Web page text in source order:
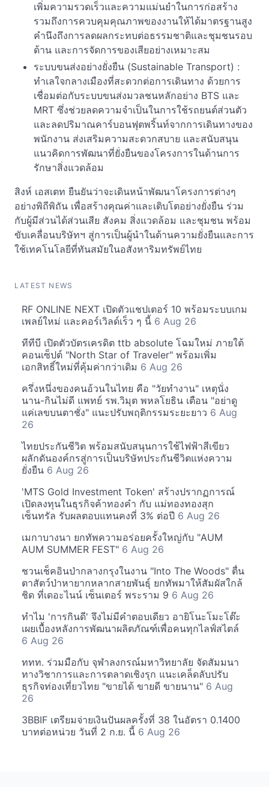
เพิ่มความรวดเร็วและความแม่นยำในการก่อสร้าง
รวมถึงการควบคุมคุณภาพของงานให้ได้มาตรฐานสูง
คำนึงถึงการลดผลกระทบต่อธรรมชาติและชุมชนรอบ
ด้าน และการจัดการของเสียอย่างเหมาะสม
ระบบขนส่งอย่างยั่งยืน (Sustainable Transport) :
ทำเลใจกลางเมืองที่สะดวกต่อการเดินทาง ด้วยการ
เชื่อมต่อกับระบบขนส่งมวลชนหลักอย่าง BTS และ
MRT ซึ่งช่วยลดความจำเป็นในการใช้รถยนต์ส่วนตัว
และลดปริมาณคาร์บอนฟุตพริ้นท์จากการเดินทางของ
พนักงาน ส่งเสริมความสะดวกสบาย และสนับสนุน
แนวคิดการพัฒนาที่ยั่งยืนของโครงการในด้านการ
รักษาสิ่งแวดล้อม
สิงห์ เอสเตท ยืนยันว่าจะเดินหน้าพัฒนาโครงการต่างๆ
อย่างพิถีพิถัน เพื่อสร้างคุณค่าและเติบโตอย่างยั่งยืน ร่วม
กับผู้มีส่วนได้ส่วนเสีย สังคม สิ่งแวดล้อม และชุมชน พร้อม
ขับเคลื่อนบริษัทฯ สู่การเป็นผู้นำในด้านความยั่งยืนและการ
ใช้เทคโนโลยีที่ทันสมัยในอสังหาริมทรัพย์ไทย
LATEST NEWS
RF ONLINE NEXT เปิดตัวแชปเตอร์ 10 พร้อมระบบเกม
เพลย์ใหม่ และคอร์เวิลด์เร็ว ๆ นี้ 6 Aug 26
ทีทีบี เปิดตัวบัตรเครดิต ttb absolute โฉมใหม่ ภายใต้
คอนเซ็ปต์ "North Star of Traveler" พร้อมเพิ่ม
เอกสิทธิ์ใหม่ที่คุ้มค่ากว่าเดิม 6 Aug 26
ครึ่งหนึ่งของคนอ้วนในไทย คือ "วัยทำงาน" เหตุนั่ง
นาน-กินไม่ดี แพทย์ รพ.วิมุต พหลโยธิน เตือน "อย่าดู
แค่เลขบนตาชั่ง" แนะปรับพฤติกรรมระยะยาว 6 Aug
26
ไทยประกันชีวิต พร้อมสนับสนุนการใช้ไฟฟ้าสีเขียว
ผลักดันองค์กรสู่การเป็นบริษัทประกันชีวิตแห่งความ
ยั่งยืน 6 Aug 26
'MTS Gold Investment Token' สร้างปรากฏการณ์
เปิดลงทุนในธุรกิจค้าทองคำ กับ แม่ทองทองสุก
เซ็นทรัล รับผลตอบแทนคงที่ 3% ต่อปี 6 Aug 26
เมกาบางนา ยกทัพความอร่อยครั้งใหญ่กับ "AUM
AUM SUMMER FEST" 6 Aug 26
ชวนเช็คอินป่ากลางกรุงในงาน "Into The Woods" ตื่น
ตาสัตว์ป่าหายากหลากสายพันธุ์ ยกทัพมาให้สัมผัสใกล้
ชิด ที่เดอะไนน์ เซ็นเตอร์ พระราม 9 6 Aug 26
ทำไม 'การกินดี' จึงไม่มีคำตอบเดียว อายิโนะโมะโต๊ะ
เผยเบื้องหลังการพัฒนาผลิตภัณฑ์เพื่อคนทุกไลฟ์สไตล์
6 Aug 26
ททท. ร่วมมือกับ จุฬาลงกรณ์มหาวิทยาลัย จัดสัมมนา
ทางวิชาการและการตลาดเชิงรุก แนะเคล็ดลับปรับ
ธุรกิจท่องเที่ยวไทย "ขายได้ ขายดี ขายนาน" 6 Aug
26
3BBIF เตรียมจ่ายเงินปันผลครั้งที่ 38 ในอัตรา 0.1400
บาทต่อหน่วย วันที่ 2 ก.ย. นี้ 6 Aug 26